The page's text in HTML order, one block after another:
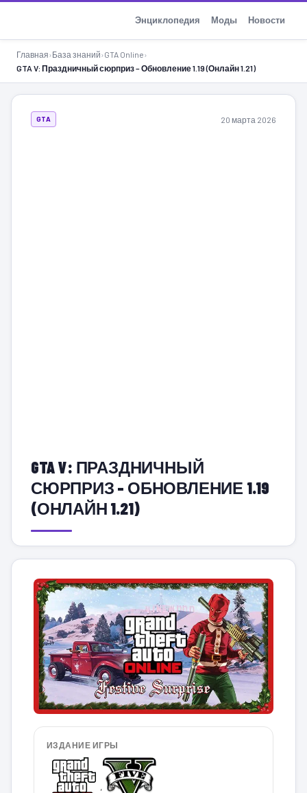
Энциклопедия Моды Новости
Главная›База знаний›GTA Online›
GTA V: Праздничный сюрприз – Обновление 1.19 (Онлайн 1.21)
GTA 20 марта 2026
GTA V: ПРАЗДНИЧНЫЙ
СЮРПРИЗ – ОБНОВЛЕНИЕ 1.19
(ОНЛАЙН 1.21)
ИЗДАНИЕ ИГРЫ
,